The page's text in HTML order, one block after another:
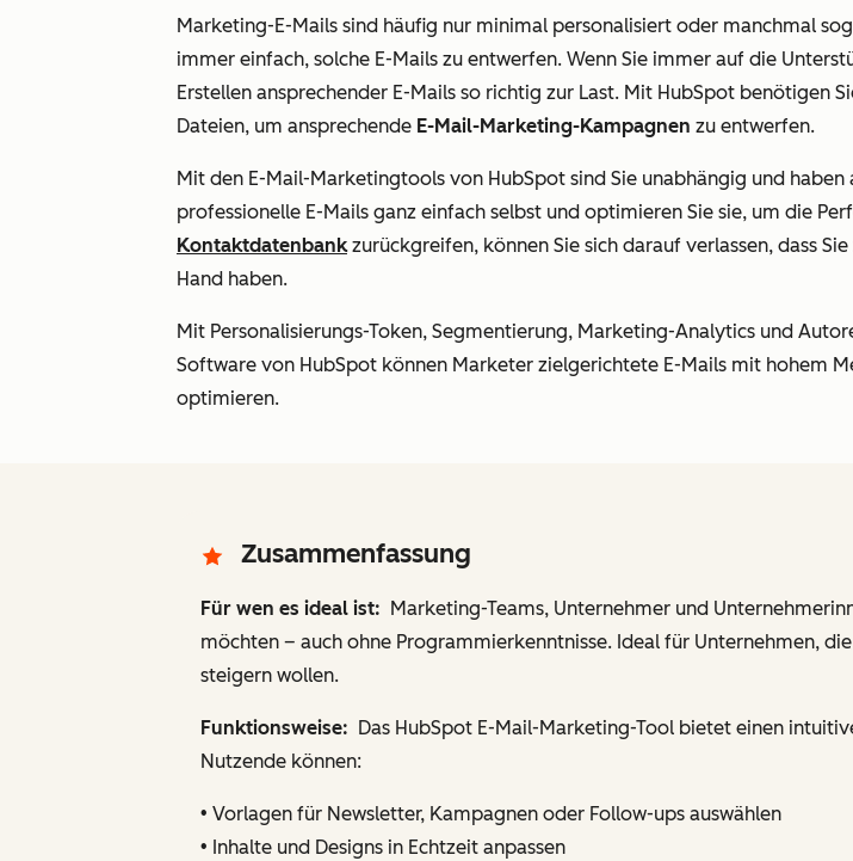
Marketing-E-Mails sind häufig nur minimal personalisiert oder manchmal
immer einfach, solche E-Mails zu entwerfen. Wenn Sie immer auf die
Erstellen ansprechender E-Mails so richtig zur Last. Mit HubSpot benötigen
Dateien, um ansprechende E-Mail-Marketing-Kampagnen zu entwerfen.
Mit den E-Mail-Marketingtools von HubSpot sind Sie unabhängig und haben
professionelle E-Mails ganz einfach selbst und optimieren Sie sie, um die
Kontaktdatenbankzurückgreifen, können Sie sich darauf verlassen, dass
Hand haben.
Mit Personalisierungs-Token, Segmentierung, Marketing-Analytics und
Software von HubSpot können Marketer zielgerichtete E-Mails mit hohem
optimieren.
Zusammenfassung
Für wen es ideal ist: Marketing-Teams, Unternehmer und
möchten – auch ohne Programmierkenntnisse. Ideal für Unternehmen,
steigern wollen.
Funktionsweise: Das HubSpot E-Mail-Marketing-Tool bietet einen
Nutzende können:
• Vorlagen für Newsletter, Kampagnen oder Follow-ups auswählen
• Inhalte und Designs in Echtzeit anpassen